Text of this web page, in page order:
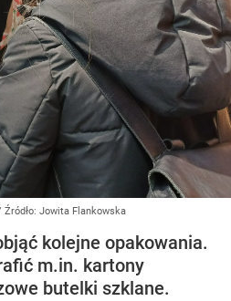
Źródło: Jowita Flankowska
kolejne opakowania.
m.in. kartony
butelki szklane.